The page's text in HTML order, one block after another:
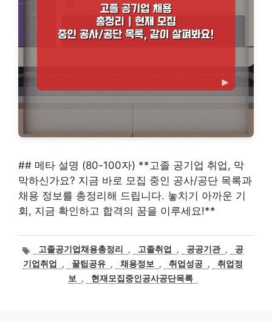
## 메타 설명 (80-100자) **고졸 공기업 취업, 막
막하신가요? 지금 바로 모집 중인 공사/공단 목록과
채용 정보를 총정리해 드립니다. 놓치기 아까운 기
회, 지금 확인하고 합격의 꿈을 이루세요!**
태
그
고졸공기업채용총정리 , 고졸취업 , 공공기관 ,
공
기업취업
, 꿀팁공유 , 채용정보 , 취업성공 ,
취업정
보
, 현재모집중인공사공단목록